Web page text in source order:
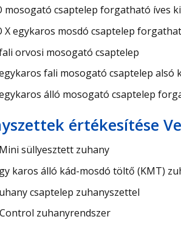
mosogató csaptelep forgatható íves
X egykaros mosdó csaptelep
orvosi mosogató csaptelep
fali mosogató csaptelep alsó
álló mosogató csaptelep
értékesítése
süllyesztett zuhany
karos álló kád-mosdó töltő (KMT)
csaptelep zuhanyszettel
zuhanyrendszer